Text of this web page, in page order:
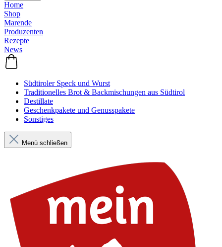
Home
Shop
Marende
Produzenten
Rezepte
News
Südtiroler Speck und Wurst
Traditionelles Brot & Backmischungen aus Südtirol
Destillate
Geschenkpakete und Genusspakete
Sonstiges
Menü schließen